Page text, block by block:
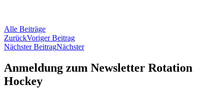
Alle Beiträge
ZurückVoriger Beitrag
Nächster BeitragNächster
Anmeldung zum Newsletter Rotation
Hockey